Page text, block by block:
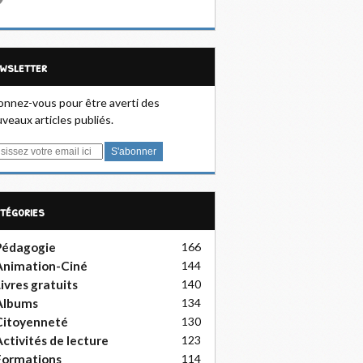
vous pour être averti des
articles publiés.
166
Ciné 144
gratuits 140
134
130
de lecture 123
114